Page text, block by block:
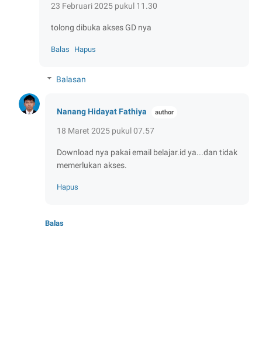
23 Februari 2025 pukul 11.30
tolong dibuka akses GD nya
Balas Hapus
Balasan
Nanang Hidayat Fathiya
18 Maret 2025 pukul 07.57
Download nya pakai email belajar.id ya...dan tidak
memerlukan akses.
Hapus
Balas